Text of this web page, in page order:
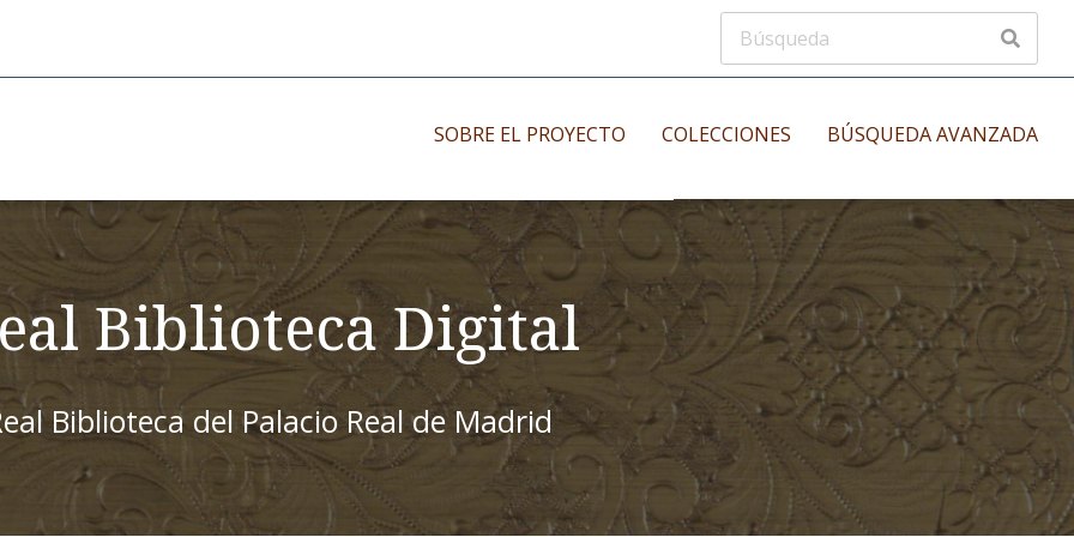
SOBRE EL PROYECTO COLECCIONES
Impresos antiguos
Impresos modernos
Impresos menores
Manuscritos musicales
Incunables
BÚSQUEDA AVANZADA
Biblioteca Digital
Biblioteca del Palacio Real de Madrid